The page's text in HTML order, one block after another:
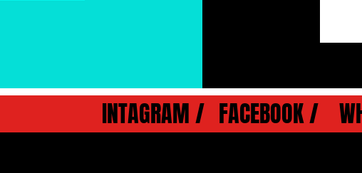
INTAGRAM / FACEBOOK /